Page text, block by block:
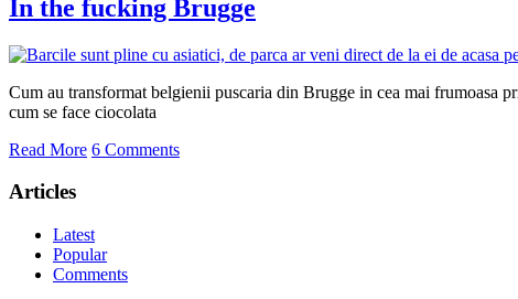
In the fucking Brugge
Cum au transformat belgienii puscaria din Brugge in cea mai frumoasa
cum se face ciocolata
Read More 6 Comments
Articles
Latest
Popular
Comments